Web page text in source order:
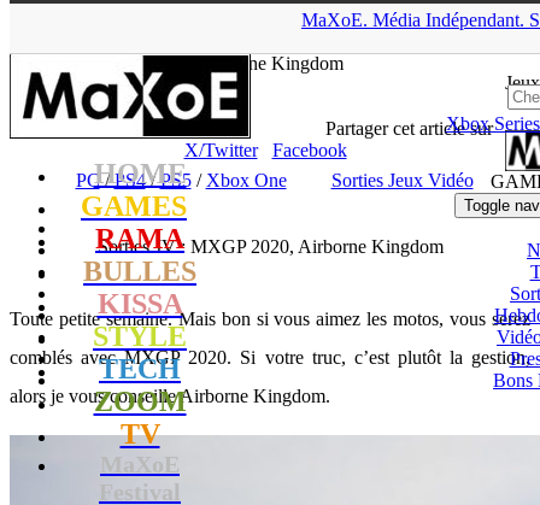
MaXoE. Média Indépendant.
HOME
GAMES
RAMA
BULLES
KISSA
STYLE
TECH
ZOOM
TV
MaXoE
Festival
Jeux
Xbox
Toggle
Bons
Airborne Kingdom
Partager cet article sur
X/Twitter
Facebook
PC/PS4/PS5/ Xbox One Sorties Jeux Vidéo
Sorties JV : MXGP 2020, Airborne Kingdom
Toute petite semaine. Mais bon si vous aimez les motos, vous serez
comblés avec MXGP 2020. Si votre truc, c’est plutôt la gestion,
alors je vous conseille Airborne Kingdom.